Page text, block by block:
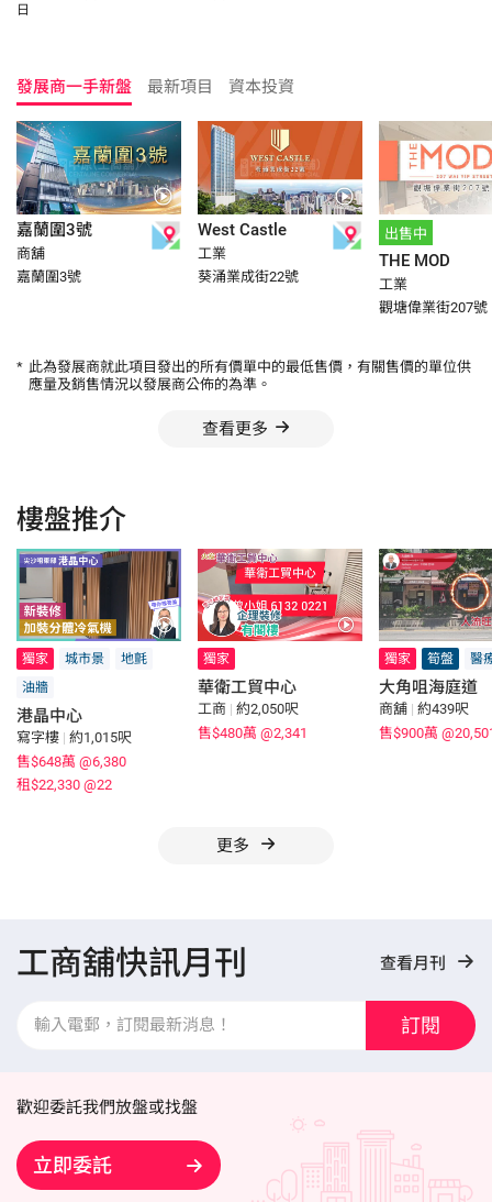
日
發展商一手新盤 最新項目 資本投資
嘉蘭圍3號
商舖
嘉蘭圍3號
West Castle
工業
葵涌業成街22號
出售中
THE MOD
工業
觀塘偉業街207號
* 此為發展商就此項目發出的所有價單中的最低售價，有關售價的單位供
應量及銷售情況以發展商公佈的為準。
查看更多
樓盤推介
獨家 城市景
地氈
油牆
港晶中心
寫字樓 | 約1,015呎
售$648萬 @6,380
租$22,330 @22
獨家
華衛工貿中心
工商 | 約2,050呎
售$480萬 @2,341
獨家 筍盤 醫
大角咀海庭道
商舖 | 約439呎
售$900萬
更多
工商舖快訊月刊 查看月刊
訂閱
歡迎委託我們放盤或找盤
立即委託